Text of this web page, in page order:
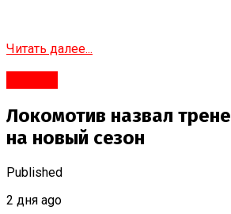
Читать далее...
Локомотив назвал
на новый сезон
Published
2 дня ago